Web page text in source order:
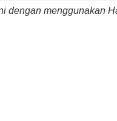
menggunakan